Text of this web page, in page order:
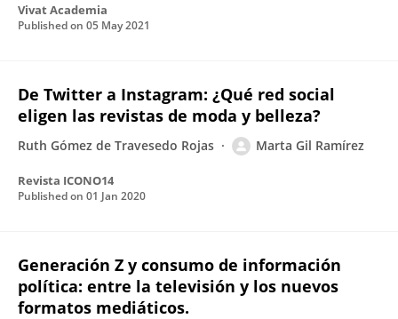
Vivat Academia
Published on 05 May 2021
De Twitter a Instagram: ¿Qué red social
eligen las revistas de moda y belleza?
Ruth Gómez de Travesedo Rojas Marta Gil Ramírez
Revista ICONO14
Published on 01 Jan 2020
Generación Z y consumo de información
política: entre la televisión y los nuevos
formatos mediáticos.